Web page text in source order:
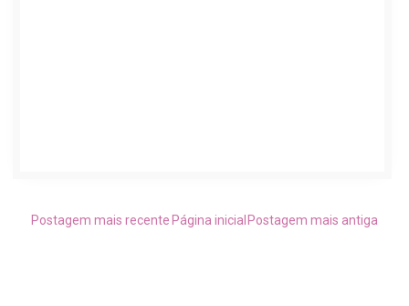
Postagem mais recente Postagem mais antiga
Página inicial